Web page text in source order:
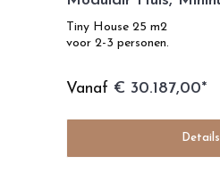
Model
Tiny House 25 m2
voor 2-3 personen.
Vanaf € 30.187,00*
Details